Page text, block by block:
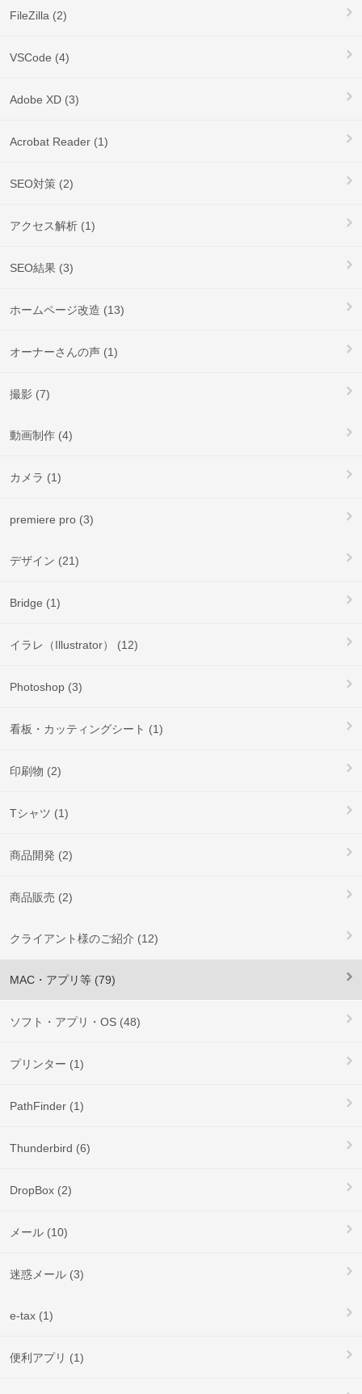
FileZilla (2)
VSCode (4)
Adobe XD (3)
Acrobat Reader (1)
SEO対策 (2)
アクセス解析 (1)
SEO結果 (3)
ホームページ改造 (13)
オーナーさんの声 (1)
撮影 (7)
動画制作 (4)
カメラ (1)
premiere pro (3)
デザイン (21)
Bridge (1)
イラレ（Illustrator） (12)
Photoshop (3)
看板・カッティングシート (1)
印刷物 (2)
Tシャツ (1)
商品開発 (2)
商品販売 (2)
クライアント様のご紹介 (12)
MAC・アプリ等 (79)
ソフト・アプリ・OS (48)
プリンター (1)
PathFinder (1)
Thunderbird (6)
DropBox (2)
メール (10)
迷惑メール (3)
e-tax (1)
便利アプリ (1)